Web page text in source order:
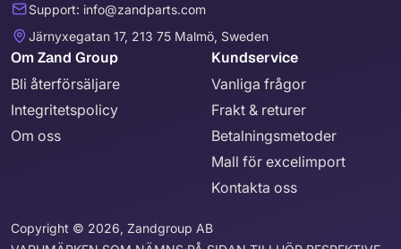
Support: info@zandparts.com
Järnyxegatan 17, 213 75 Malmö, Sweden
Om Zand Group
Bli återförsäljare
Integritetspolicy
Om oss
Kundservice
Vanliga frågor
Frakt & returer
Betalningsmetoder
Mall för excelimport
Kontakta oss
Copyright © 2026, Zandgroup AB